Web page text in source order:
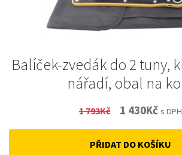
Balíček-zvedák do 2 tuny,
nářadí, obal na
1 793Kč
Original
price
was:
1 430Kč
price
is:
s DPH
PŘIDAT DO KOŠÍKU